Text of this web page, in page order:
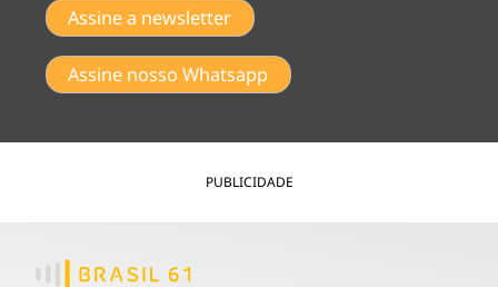
Assine a newsletter
Assine nosso Whatsapp
PUBLICIDADE